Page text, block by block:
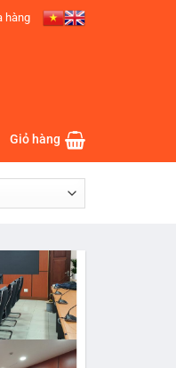
hàng
Giỏ hàng